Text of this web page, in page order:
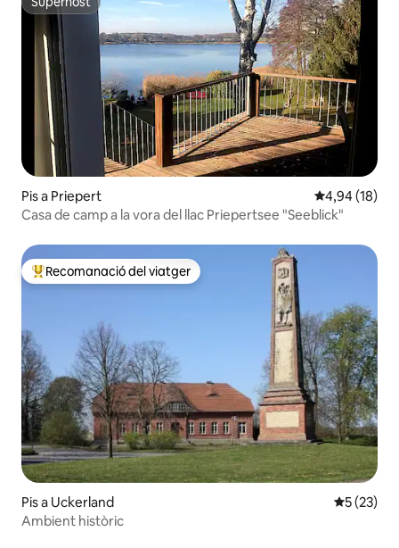
Superhost
Pis a Priepert 4,94 de
4,94 (18)
Casa de camp a la vora del llac Priepertsee "Seeblick"
Principals recomanacions dels viatgers
Recomanació del viatger
Pis a Uckerland 5 de
5 (23)
Ambient històric